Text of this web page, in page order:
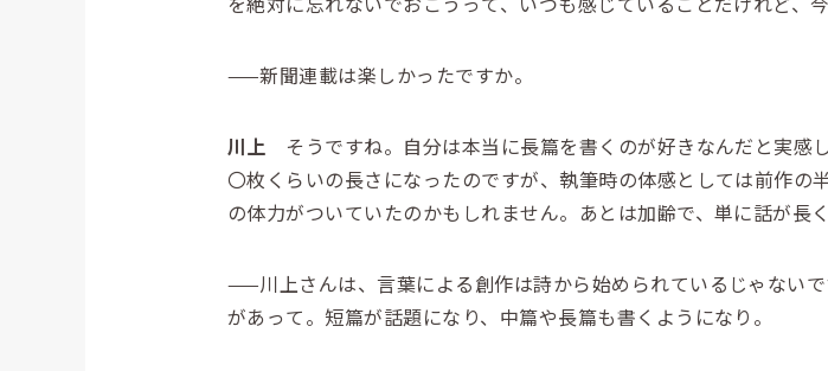
——新聞連載は楽しかったですか。
川上 そうですね。自分は本当に長篇を書くのが好きなんだと実感
〇枚くらいの長さになったのですが、執筆時の体感としては前作
の体力がついていたのかもしれません。あとは加齢で、単に話が長
——川上さんは、言葉による創作は詩から始められているじゃない
があって。短篇が話題になり、中篇や長篇も書くようになり。